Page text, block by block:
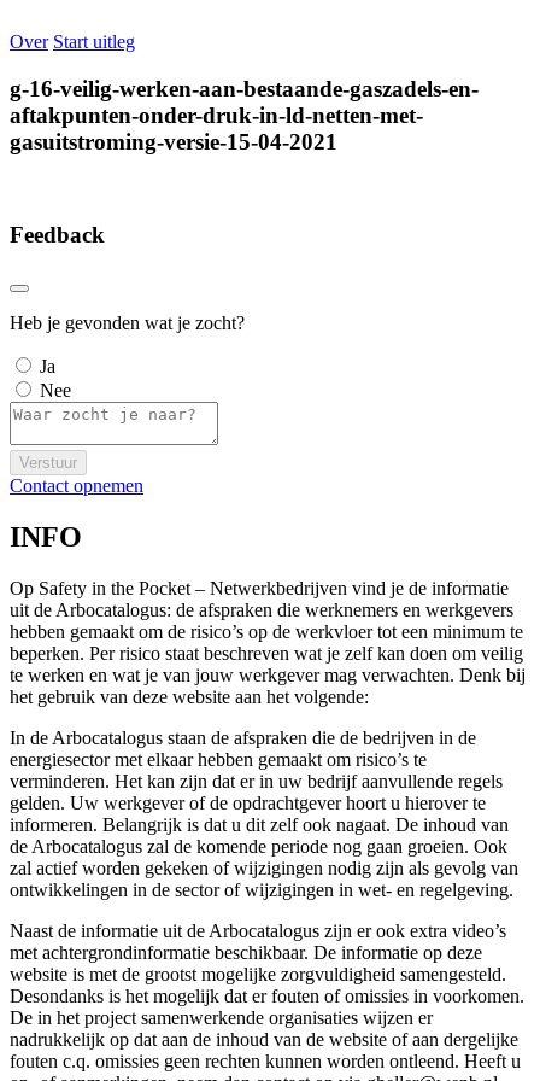
Over Start uitleg
g-16-veilig-werken-aan-bestaande-gaszadels-en-
aftakpunten-onder-druk-in-ld-netten-met-
gasuitstroming-versie-15-04-2021
Feedback
Heb je gevonden wat je zocht?
Ja
Nee
Verstuur
Contact opnemen
INFO
Op Safety in the Pocket – Netwerkbedrijven vind je de informatie
uit de Arbocatalogus: de afspraken die werknemers en werkgevers
hebben gemaakt om de risico’s op de werkvloer tot een minimum te
beperken. Per risico staat beschreven wat je zelf kan doen om veilig
te werken en wat je van jouw werkgever mag verwachten. Denk bij
het gebruik van deze website aan het volgende:
In de Arbocatalogus staan de afspraken die de bedrijven in de
energiesector met elkaar hebben gemaakt om risico’s te
verminderen. Het kan zijn dat er in uw bedrijf aanvullende regels
gelden. Uw werkgever of de opdrachtgever hoort u hierover te
informeren. Belangrijk is dat u dit zelf ook nagaat. De inhoud van
de Arbocatalogus zal de komende periode nog gaan groeien. Ook
zal actief worden gekeken of wijzigingen nodig zijn als gevolg van
ontwikkelingen in de sector of wijzigingen in wet- en regelgeving.
Naast de informatie uit de Arbocatalogus zijn er ook extra video’s
met achtergrondinformatie beschikbaar. De informatie op deze
website is met de grootst mogelijke zorgvuldigheid samengesteld.
Desondanks is het mogelijk dat er fouten of omissies in voorkomen.
De in het project samenwerkende organisaties wijzen er
nadrukkelijk op dat aan de inhoud van de website of aan dergelijke
fouten c.q. omissies geen rechten kunnen worden ontleend. Heeft u